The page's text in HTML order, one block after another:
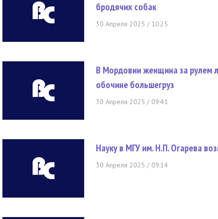
бродячих собак
30 Апреля 2025 / 10:25
В Мордовии женщина за рулем
обочине большегруз
30 Апреля 2025 / 09:41
Науку в МГУ им. Н.П. Огарева
30 Апреля 2025 / 09:14